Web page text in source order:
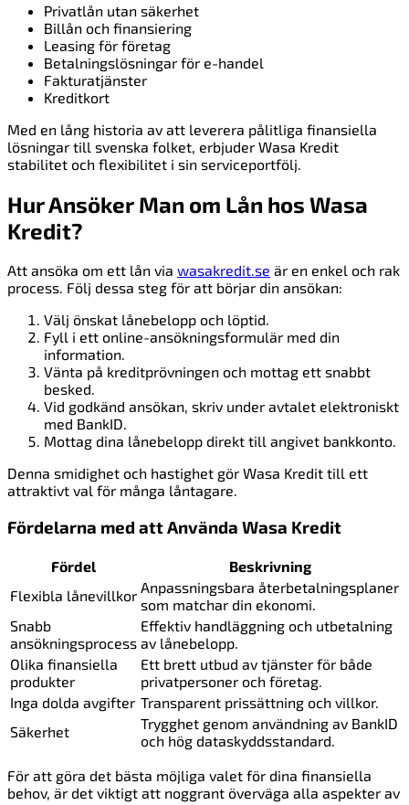
Privatlån utan säkerhet
Billån och finansiering
Leasing för företag
Betalningslösningar för e-handel
Fakturatjänster
Kreditkort
Med en lång historia av att leverera pålitliga finansiella
lösningar till svenska folket, erbjuder Wasa Kredit
stabilitet och flexibilitet i sin serviceportfölj.
Hur Ansöker Man om Lån hos Wasa
Kredit?
Att ansöka om ett lån via wasakredit.se är en enkel och rak
process. Följ dessa steg för att börjar din ansökan:
Välj önskat lånebelopp och löptid.
Fyll i ett online-ansökningsformulär med din
information.
Vänta på kreditprövningen och mottag ett snabbt
besked.
Vid godkänd ansökan, skriv under avtalet elektroniskt
med BankID.
Mottag dina lånebelopp direkt till angivet bankkonto.
Denna smidighet och hastighet gör Wasa Kredit till ett
attraktivt val för många låntagare.
Fördelarna med att Använda Wasa Kredit
Fördel
Beskrivning
Flexibla lånevillkor Anpassningsbara återbetalningsplaner
som matchar din ekonomi.
Snabb
ansökningsprocess
Effektiv handläggning och utbetalning
av lånebelopp.
Olika finansiella
produkter
Ett brett utbud av tjänster för både
privatpersoner och företag.
Inga dolda avgifter Transparent prissättning och villkor.
Säkerhet
Trygghet genom användning av BankID
och hög dataskyddsstandard.
För att göra det bästa möjliga valet för dina finansiella
behov, är det viktigt att noggrant överväga alla aspekter av